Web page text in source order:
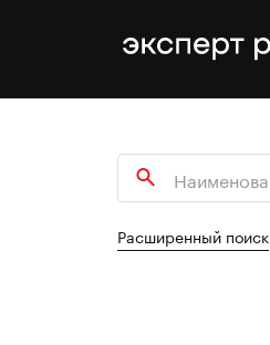
Расширенный поиск